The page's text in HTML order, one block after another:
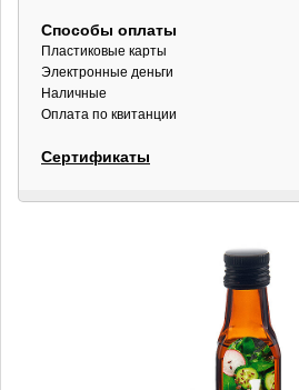
Способы оплаты
Пластиковые карты
Электронные деньги
Наличные
Оплата по квитанции
Сертификаты